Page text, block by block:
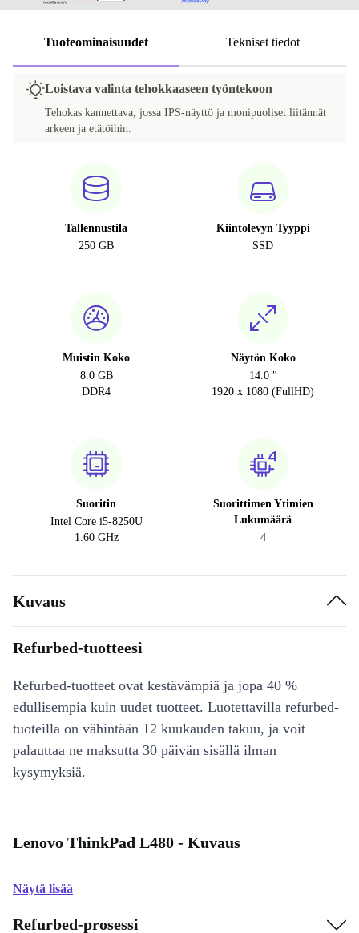
Tuoteominaisuudet Tekniset tiedot
Loistava valinta tehokkaaseen työntekoon
Tehokas kannettava, jossa IPS-näyttö ja monipuoliset liitännät
arkeen ja etätöihin.
Tallennustila
250 GB
Kiintolevyn Tyyppi
SSD
Muistin Koko
8.0 GB
DDR4
Näytön Koko
14.0 "
1920 x 1080 (FullHD)
Suoritin
Intel Core i5-8250U
1.60 GHz
Suorittimen Ytimien
Lukumäärä
4
Kuvaus
Refurbed-tuotteesi
Refurbed-tuotteet ovat kestävämpiä ja jopa 40 %
edullisempia kuin uudet tuotteet. Luotettavilla refurbed-
tuoteilla on vähintään 12 kuukauden takuu, ja voit
palauttaa ne maksutta 30 päivän sisällä ilman
kysymyksiä.
Lenovo ThinkPad L480 - Kuvaus
Näytä lisää
Refurbed-prosessi